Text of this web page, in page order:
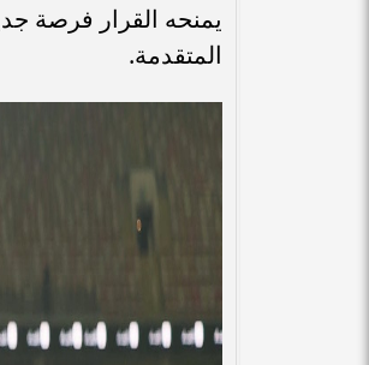
يمنحه القرار فرصة
المتقدمة.